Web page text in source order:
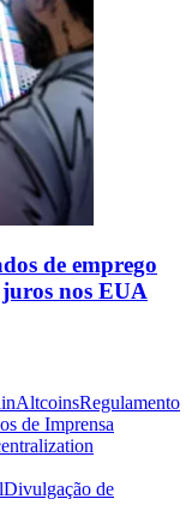
de emprego
juros nos EUA
AltcoinsRegulamento
de Imprensa
Divulgação de